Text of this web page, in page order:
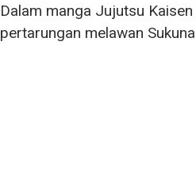
Dalam manga Jujutsu
pertarungan melawan